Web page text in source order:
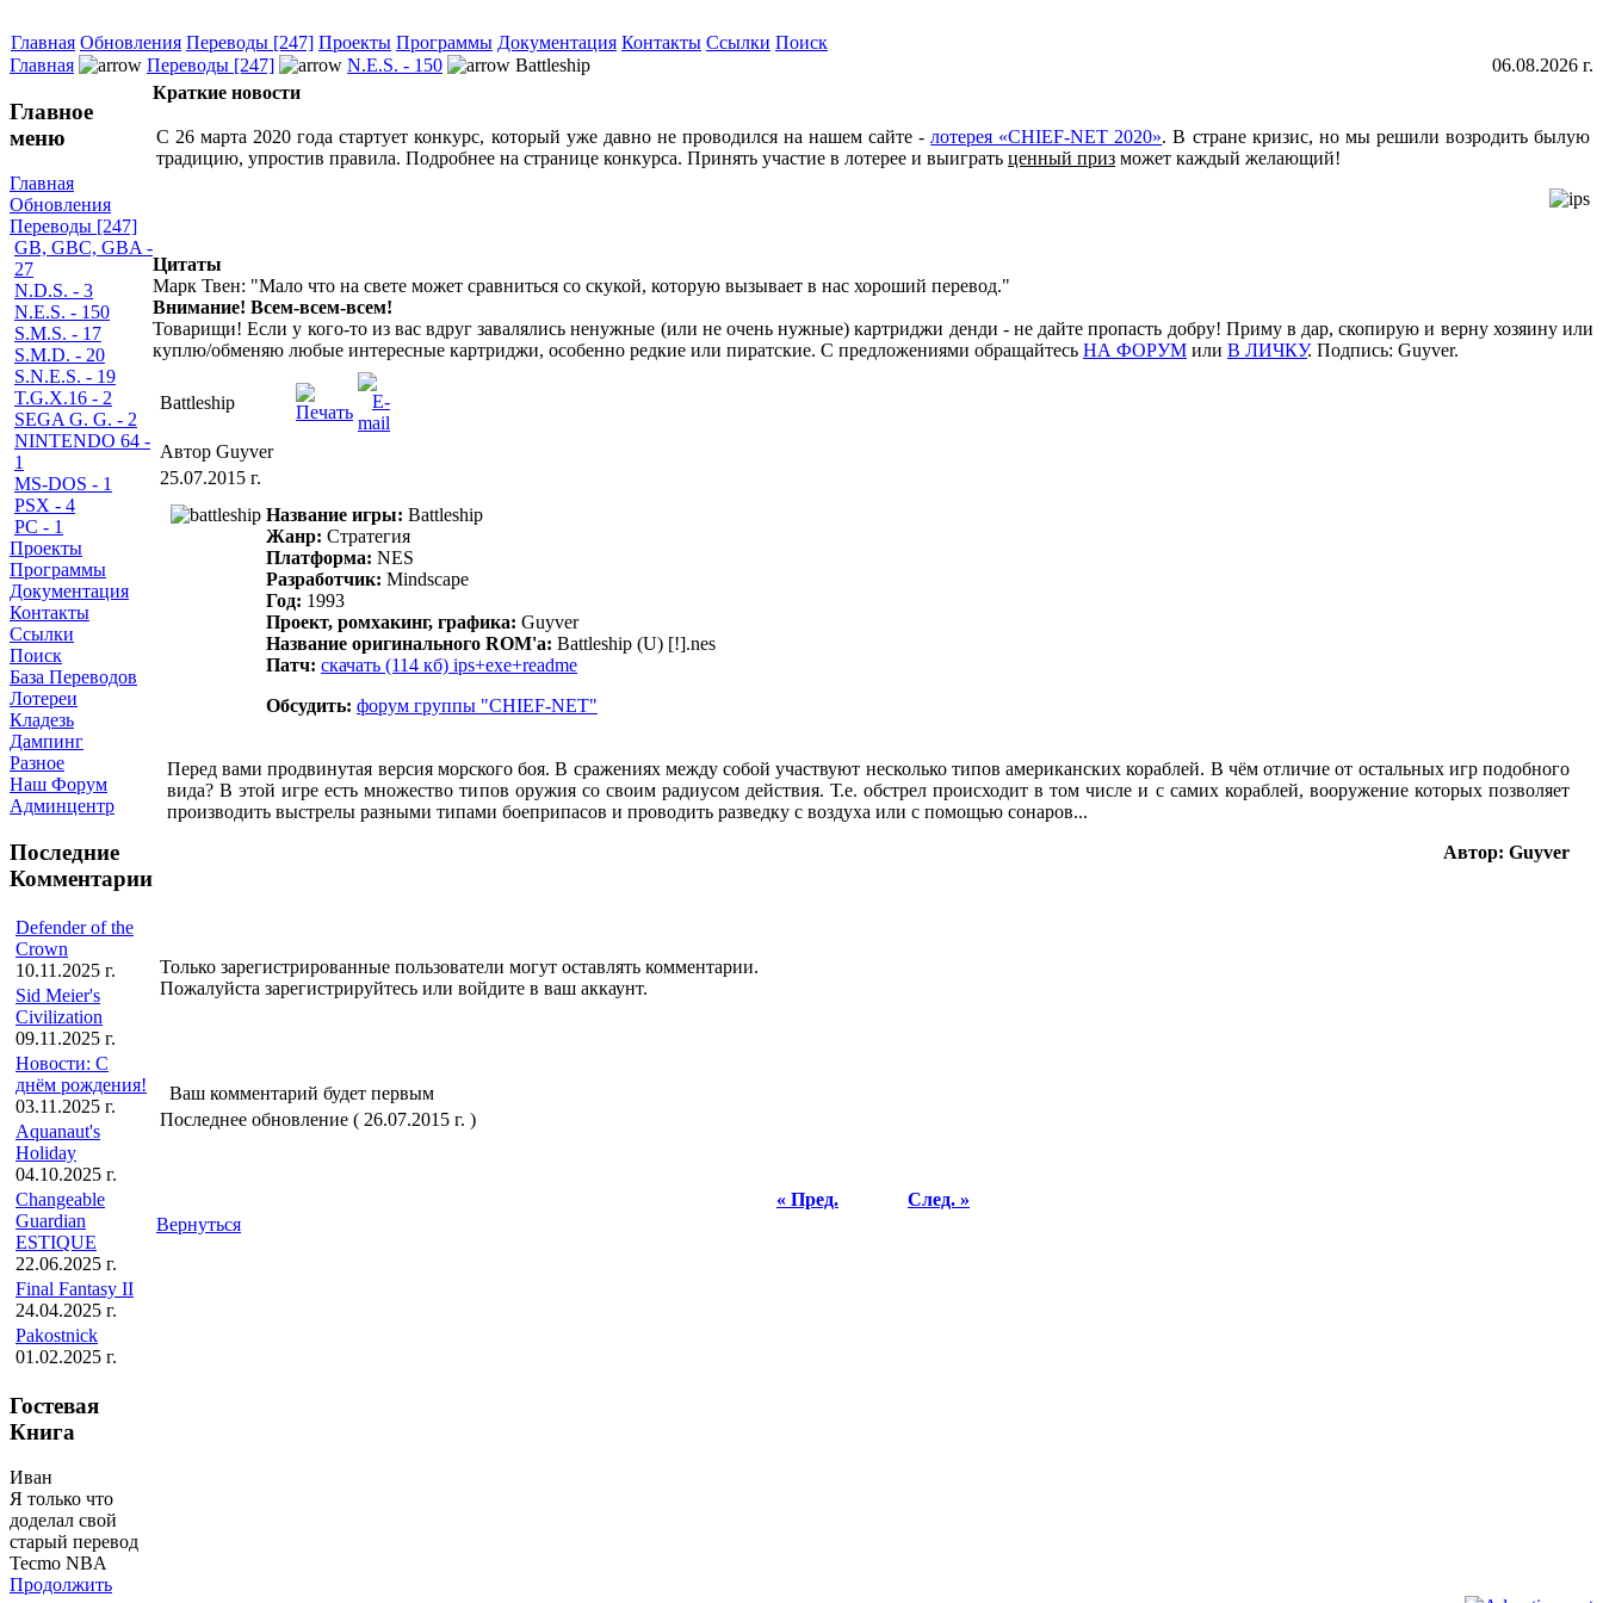
Главная Обновления Переводы [247] Проекты Программы Документация Контакты Ссылки Поиск
Главная
Переводы [247] N.E.S. - 150 Battleship 06.08.2026 г.
Главное
меню
Главная
Обновления
Переводы [247]
GB, GBC, GBA -
27
N.D.S. - 3
N.E.S. - 150
S.M.S. - 17
S.M.D. - 20
S.N.E.S. - 19
T.G.X.16 - 2
SEGA G. G. - 2
NINTENDO 64 -
1
MS-DOS - 1
PSX - 4
PC - 1
Проекты
Программы
Документация
Контакты
Ссылки
Поиск
База Переводов
Лотереи
Кладезь
Дампинг
Разное
Наш Форум
Админцентр
Последние
Комментарии
Defender of the
Crown
10.11.2025 г.
Sid Meier's
Civilization
09.11.2025 г.
Новости: С
днём рождения!
03.11.2025 г.
Aquanaut's
Holiday
04.10.2025 г.
Changeable
Guardian
ESTIQUE
22.06.2025 г.
Final Fantasy II
24.04.2025 г.
Pakostnick
01.02.2025 г.
Гостевая
Книга
Иван
Я только что
доделал свой
старый перевод
Tecmo NBA
Продолжить
Краткие новости
С 26 марта 2020 года стартует конкурс, который уже давно не проводился на нашем сайте -лотерея «CHIEF-NET 2020». В стране кризис, но мы решили возродить былую
традицию, упростив правила. Подробнее на странице конкурса. Принять участие в лотерее и выиграть ценный приз может каждый желающий!
Цитаты
Марк Твен: "Мало что на свете может сравниться со скукой, которую вызывает в нас хороший перевод."
Внимание! Всем-всем-всем!
Товарищи! Если у кого-то из вас вдруг завалялись ненужные (или не очень нужные) картриджи денди - не дайте пропасть добру! Приму в дар, скопирую и верну хозяину или
куплю/обменяю любые интересные картриджи, особенно редкие или пиратские. С предложениями обращайтесь НА ФОРУМ или В ЛИЧКУ. Подпись: Guyver.
Battleship
Автор Guyver
25.07.2015 г.
Название игры: Battleship
Жанр: Стратегия
Платформа: NES
Разработчик: Mindscape
Год: 1993
Проект, ромхакинг, графика: Guyver
Название оригинального ROM'а: Battleship (U) [!].nes
Патч: скачать (114 кб) ips+exe+readme
Обсудить: форум группы "CHIEF-NET"
Перед вами продвинутая версия морского боя. В сражениях между собой участвуют несколько типов американских кораблей. В чём отличие от остальных игр подобного
вида? В этой игре есть множество типов оружия со своим радиусом действия. Т.е. обстрел происходит в том числе и с самих кораблей, вооружение которых позволяет
производить выстрелы разными типами боеприпасов и проводить разведку с воздуха или с помощью сонаров...
Автор: Guyver
Только зарегистрированные пользователи могут оставлять комментарии.
Пожалуйста зарегистрируйтесь или войдите в ваш аккаунт.
Ваш комментарий будет первым
Последнее обновление ( 26.07.2015 г. )
« Пред.
След. »
Вернуться